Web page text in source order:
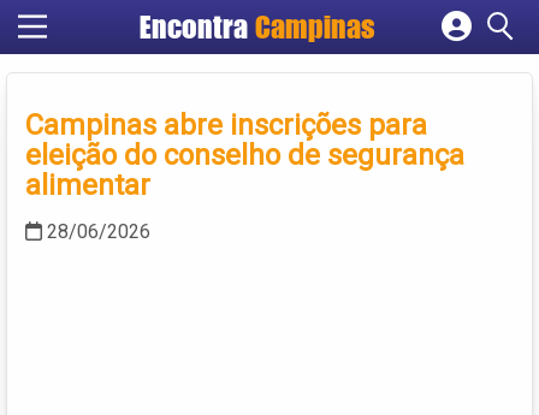
Encontra Campinas
Cadastrar empresa
Criar conta
Campinas abre inscrições para
eleição do conselho de segurança
alimentar
28/06/2026